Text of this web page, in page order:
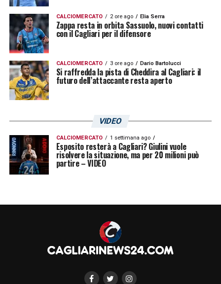
CALCIOMERCATO 2 ore ago Elia Serra
Zappa resta in orbita Sassuolo, nuovi contatti
con il Cagliari per il difensore
CALCIOMERCATO 3 ore ago Dario Bartolucci
Si raffredda la pista di Cheddira al Cagliari: il
futuro dell’attaccante resta aperto
VIDEO
CALCIOMERCATO 1 settimana ago
Esposito resterà a Cagliari? Giulini vuole
risolvere la situazione, ma per 20 milioni può
partire – VIDEO